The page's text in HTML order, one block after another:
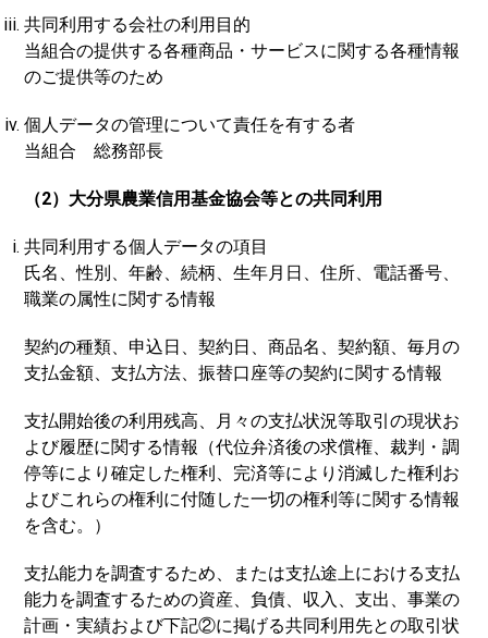
共同利用する会社の利用目的
当組合の提供する各種商品・サービスに関する各種情報
のご提供等のため
個人データの管理について責任を有する者
当組合 総務部長
（2）大分県農業信用基金協会等との共同利用
共同利用する個人データの項目
氏名、性別、年齢、続柄、生年月日、住所、電話番号、
職業の属性に関する情報
契約の種類、申込日、契約日、商品名、契約額、毎月の
支払金額、支払方法、振替口座等の契約に関する情報
支払開始後の利用残高、月々の支払状況等取引の現状お
よび履歴に関する情報（代位弁済後の求償権、裁判・調
停等により確定した権利、完済等により消滅した権利お
よびこれらの権利に付随した一切の権利等に関する情報
を含む。）
支払能力を調査するため、または支払途上における支払
能力を調査するための資産、負債、収入、支出、事業の
計画・実績および下記②に掲げる共同利用先との取引状